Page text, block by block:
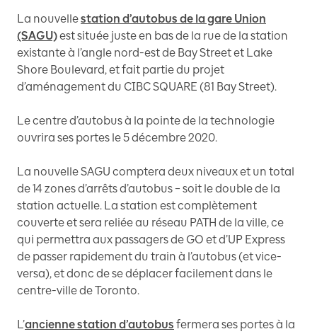
La nouvellestation d’autobus de la gare Union
(SAGU)est située juste en bas de la rue de la station
existante à l’angle nord-est de Bay Street et Lake
Shore Boulevard, et fait partie du projet
d’aménagement du CIBC SQUARE (81 Bay Street).
Le centre d’autobus à la pointe de la technologie
ouvrira ses portes le 5 décembre 2020.
La nouvelle SAGU comptera deux niveaux et un total
de 14 zones d’arrêts d’autobus – soit le double de la
station actuelle. La station est complètement
couverte et sera reliée au réseau PATH de la ville, ce
qui permettra aux passagers de GO et d’UP Express
de passer rapidement du train à l’autobus (et vice-
versa), et donc de se déplacer facilement dans le
centre-ville de Toronto.
L’ancienne station d’autobus fermera ses portes à la